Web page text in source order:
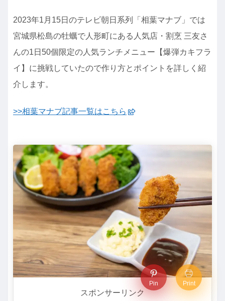
2023年1月15日のテレビ朝日系列「相葉マナブ」では
宮城県松島の牡蠣で人形町にある人気店・割烹 三友さ
んの1日50個限定の人気ランチメニュー【爆弾カキフラ
イ】に挑戦していたので作り方とポイントを詳しく紹
介します。
>>相葉マナブ記事一覧はこちら
Pin Print
スポンサーリンク